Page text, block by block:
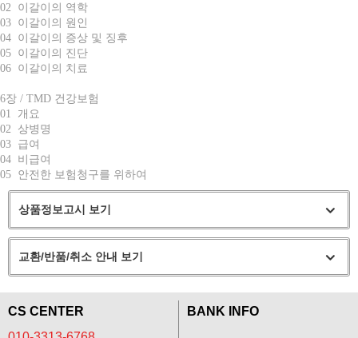
02 이갈이의 역학
03 이갈이의 원인
04 이갈이의 증상 및 징후
05 이갈이의 진단
06 이갈이의 치료
6장 / TMD 건강보험
01 개요
02 상병명
03 급여
04 비급여
05 안전한 보험청구를 위하여
상품정보고시 보기
교환/반품/취소 안내 보기
CS CENTER
BANK INFO